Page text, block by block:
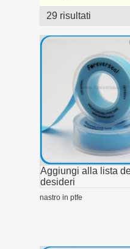
29 risultati
Aggiungi alla lista
desideri
nastro in ptfe